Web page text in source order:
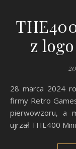
z
28 marca 2024 roku, dzień premiery kolejnego produktu
firmy Retro
pierwowzoru, a
ujrzał THE400